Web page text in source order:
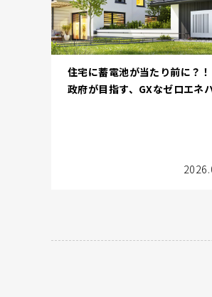
住宅に蓄電池が当たり前に？！
政府が目指す、GXなゼロエネ